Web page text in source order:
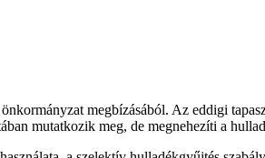
megbízásából. Az eddigi
mutatkozik meg, de megnehezíti a